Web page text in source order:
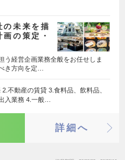
の未来を描
の策定・
う経営企画業務全般をお任せしま
き方向を定…
不動産の賃貸 3.食料品、飲料品、
入業務 4.一般…
詳細へ